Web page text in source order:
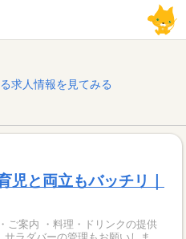
求人情報を見てみる
児と両立もバッチリ｜
ご案内 ・料理・ドリンクの提供